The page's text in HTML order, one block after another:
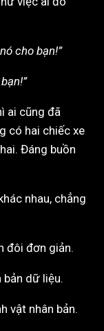
cho bạn!”
ai cũng đã
có hai chiếc xe
Đáng buồn
nhau, chẳng
đôi đơn giản.
bản dữ liệu.
vật nhân bản.